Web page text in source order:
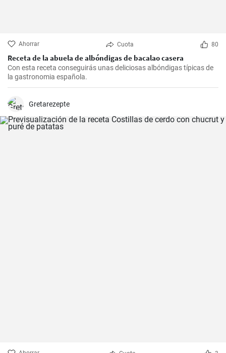
Ahorrar Cuota 80
Receta de la abuela de albóndigas de bacalao casera
Con esta receta conseguirás unas deliciosas albóndigas típicas de
la gastronomia española.
Gretarezepte